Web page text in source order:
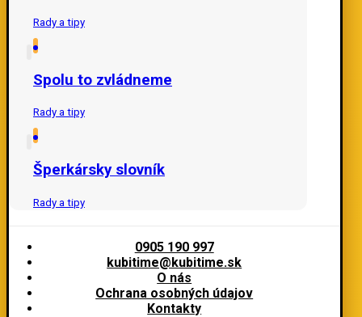
Rady a tipy
Spolu to zvládneme
Rady a tipy
Šperkársky slovník
Rady a tipy
0905 190 997
kubitime@kubitime.sk
O nás
Ochrana osobných údajov
Kontakty